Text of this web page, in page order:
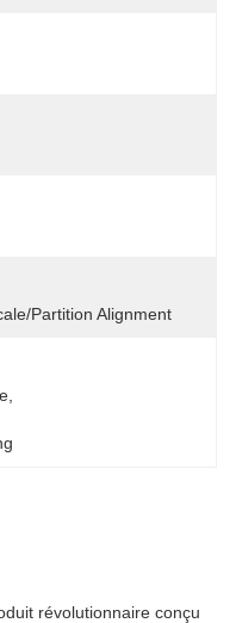
Partition Alignment
révolutionnaire conçu